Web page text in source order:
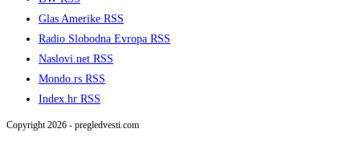
Glas Amerike RSS
Radio Slobodna Evropa RSS
Naslovi.net RSS
Mondo.rs RSS
Index.hr RSS
Copyright 2026 - pregledvesti.com